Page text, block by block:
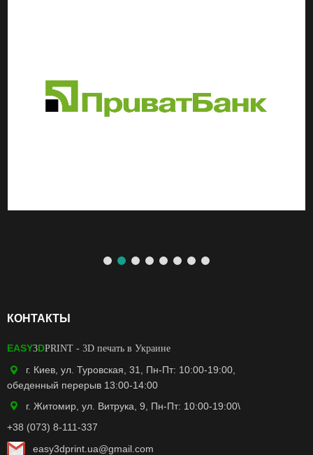
КОНТАКТЫ
EASY3DPRINT - 3D печать в Украине
г. Киев, ул. Туровская, 31, Пн-Пт: 10:00-19:00,
обеденный перерыв 13:00-14:00
г. Житомир, ул. Витрука, 9, Пн-Пт: 10:00-19:00\
+38 (073) 8-111-337
easy3dprint.ua@gmail.com